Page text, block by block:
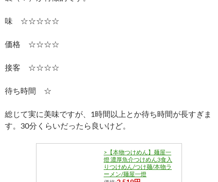
味 ☆☆☆☆☆
価格 ☆☆☆☆
接客 ☆☆☆☆
待ち時間 ☆
総じて実に美味ですが、1時間以上とか待ち時間が長すぎま
す。30分くらいだったら良いけど。
>【本物つけめん】麺屋一
燈 濃厚魚介つけめん3食入
りつけめん/つけ麺/本物ラ
ーメン/麺屋一燈